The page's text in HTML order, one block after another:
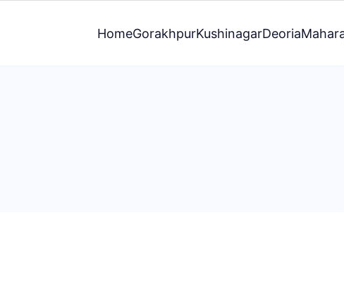
HomeGorakhpurKushinagarDeoria